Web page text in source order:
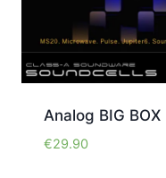
Analog BIG BOX
€29.90